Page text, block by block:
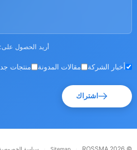
أريد الحصول على:
أخبار الشركة مقالات المدونة منتجات جديدة
اشتراك